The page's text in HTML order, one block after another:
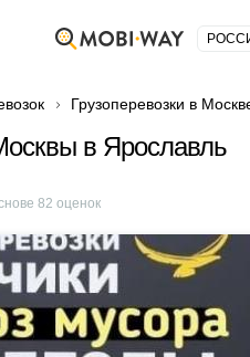
Грузоперевозки в
в Ярославль
82 оценок